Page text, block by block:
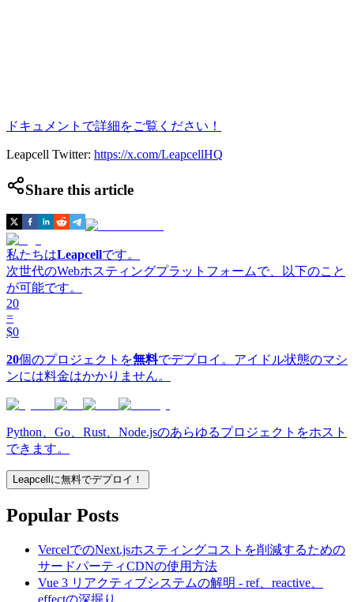
ドキュメントで詳細をご覧ください！
Leapcell Twitter: https://x.com/LeapcellHQ
Share this article
私たちはLeapcellです。
次世代のWebホスティングプラットフォームで、以下のこと
が可能です。
20
=
$0
20個のプロジェクトを無料でデプロイ。アイドル状態のマシ
ンには料金はかかりません。
Python、Go、Rust、Node.jsのあらゆるプロジェクトをホスト
できます。
Leapcellに無料でデプロイ！
Popular Posts
VercelでのNext.jsホスティングコストを削減するための
サードパーティCDNの使用方法
Vue 3 リアクティブシステムの解明 - ref、reactive、
effectの深掘り